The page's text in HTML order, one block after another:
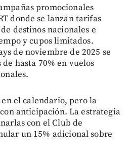
promocionales
donde se lanzan tarifas
destinos nacionales e
y cupos limitados.
de noviembre de 2025 se
hasta 70% en vuelos
el calendario, pero la
anticipación. La estrategia
con el Club de
un 15% adicional sobre